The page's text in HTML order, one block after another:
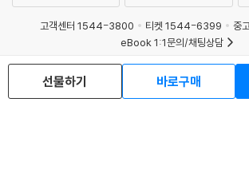
선물하기 바로구매
고객센터 1544-3800 티켓 1544-6399
중
eBook 1:1문의/채팅상담
예스이십사(주) 사업자 정보
이용약관
개인정보처리방침
청소년